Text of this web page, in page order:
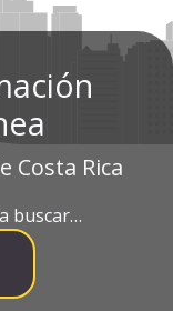
Costa Rica
buscar…